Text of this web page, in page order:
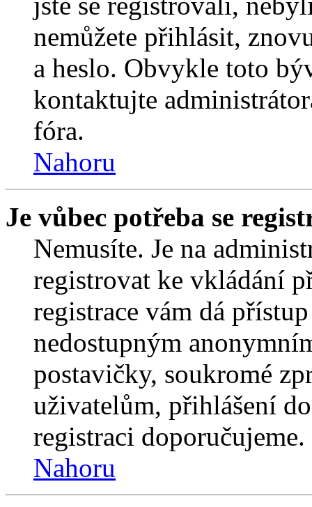
nemůžete přihlásit,
a heslo. Obvykle toto
kontaktujte
fóra.
Nahoru
Je vůbec potřeba se
Nemusíte. Je na
registrovat ke vkládání
registrace vám dá
nedostupným
postavičky, soukromé
uživatelům, přihlášení
registraci
Nahoru